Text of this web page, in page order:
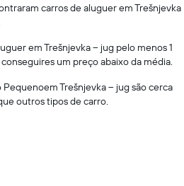
carros de aluguer em Trešnjevka
em Trešnjevka – jug pelo menos 1
um preço abaixo da média.
Trešnjevka – jug são cerca
outros tipos de carro.